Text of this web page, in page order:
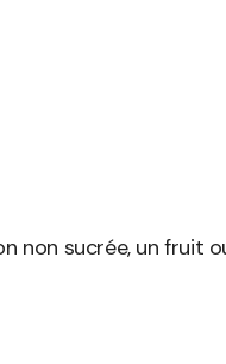
non sucrée, un fruit